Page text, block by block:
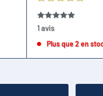
1 avis
Plus que 2 en